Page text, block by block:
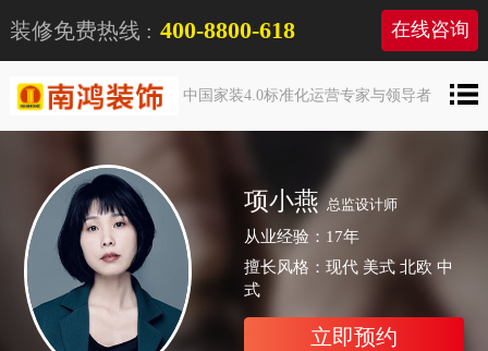
装修免费热线 : 400-8800-618 在线咨询
中国家装4.0标准化运营专家与领导者
项小燕 总监设计师
从业经验：17年
擅长风格：现代 美式 北欧 中
式
立即预约